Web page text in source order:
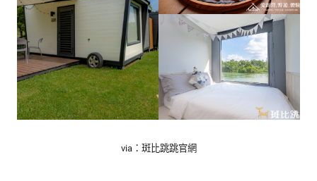
度
時
尚
潮
流、
生
活
旅
遊、
via：斑比跳跳官網